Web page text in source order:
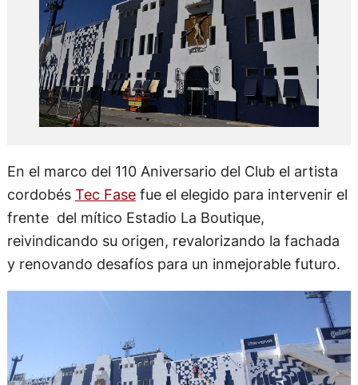
En el marco del 110 Aniversario del Club el artista
cordobés Tec Fasefue el elegido para intervenir el
frente del mítico Estadio La Boutique,
reivindicando su origen, revalorizando la fachada
y renovando desafíos para un inmejorable futuro.